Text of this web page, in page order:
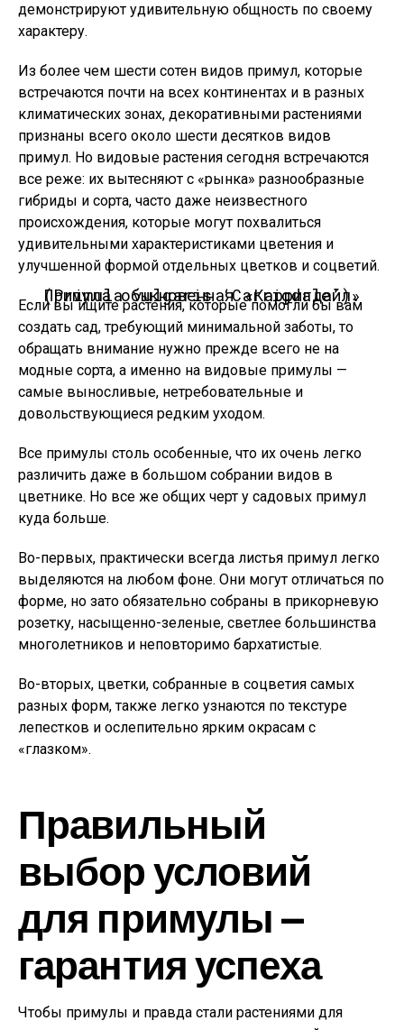
демонстрируют удивительную общность по своему
характеру.
Из более чем шести сотен видов примул, которые
встречаются почти на всех континентах и в разных
климатических зонах, декоративными растениями
признаны всего около шести десятков видов
примул. Но видовые растения сегодня встречаются
все реже: их вытесняют с «рынка» разнообразные
гибриды и сорта, часто даже неизвестного
происхождения, которые могут похвалиться
удивительными характеристиками цветения и
улучшенной формой отдельных цветков и соцветий.
Примула обыкновенная «Карригдайл» (Primula vulgaris ‘Carrigdale’).
Если вы ищите растения, которые помогли бы вам
создать сад, требующий минимальной заботы, то
обращать внимание нужно прежде всего не на
модные сорта, а именно на видовые примулы —
самые выносливые, нетребовательные и
довольствующиеся редким уходом.
Все примулы столь особенные, что их очень легко
различить даже в большом собрании видов в
цветнике. Но все же общих черт у садовых примул
куда больше.
Во-первых, практически всегда листья примул легко
выделяются на любом фоне. Они могут отличаться по
форме, но зато обязательно собраны в прикорневую
розетку, насыщенно-зеленые, светлее большинства
многолетников и неповторимо бархатистые.
Во-вторых, цветки, собранные в соцветия самых
разных форм, также легко узнаются по текстуре
лепестков и ослепительно ярким окрасам с
«глазком».
Правильный
выбор условий
для примулы —
гарантия успеха
Чтобы примулы и правда стали растениями для